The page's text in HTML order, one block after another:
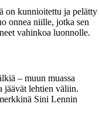
on kunnioitettu ja pelätty
onnea niille, jotka sen
vahinkoa luonnolle.
– muun muassa
jäävät lehtien väliin.
Sini Lennin